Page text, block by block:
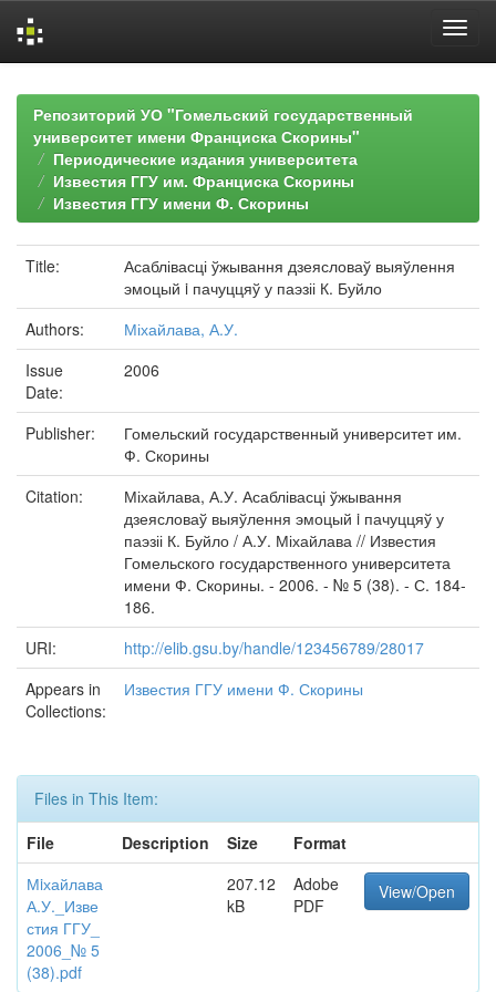
navigationРепозиторий УО "Гомельский государственный
университет имени Франциска Скорины"
Периодические издания университета
Известия ГГУ им. Франциска Скорины
Известия ГГУ имени Ф. Скорины
Title:
Асаблівасці ўжывання дзеясловаў выяўлення
эмоцый i пачуццяў у паэзіі К. Буйло
Authors:
Міхайлава, А.У.
Issue
Date:
2006
Publisher:
Гомельский государственный университет им.
Ф. Скорины
Citation:
Міхайлава, А.У. Асаблівасці ўжывання
дзеясловаў выяўлення эмоцый i пачуццяў у
паэзіі К. Буйло / А.У. Міхайлава // Известия
Гомельского государственного университета
имени Ф. Скорины. - 2006. - № 5 (38). - С. 184-
186.
URI:
http://elib.gsu.by/handle/123456789/28017
Appears in
Collections:
Известия ГГУ имени Ф. Скорины
Files in This Item:
File
Description Size
Format
Мiхайлава
А.У._Изве
стия ГГУ_
2006_№ 5
(38).pdf
207.12
kB
Adobe
PDF
View/Open